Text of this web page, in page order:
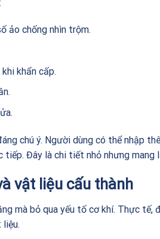
ảo chống nhìn trộm.
khẩn cấp.
chú ý. Người dùng có thể nhập
tiếp. Đây là chi tiết nhỏ nhưng
vật liệu cấu thành
mà bỏ qua yếu tố cơ khí. Thực tế,
liệu.